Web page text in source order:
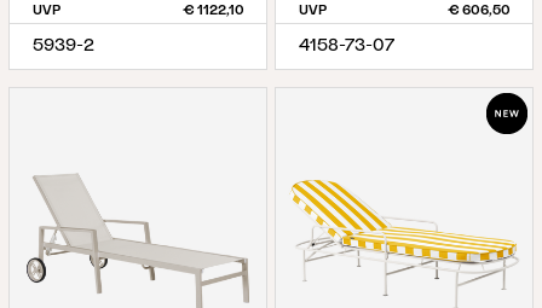
UVP € 1122,10
5939-2
UVP € 606,50
4158-73-07